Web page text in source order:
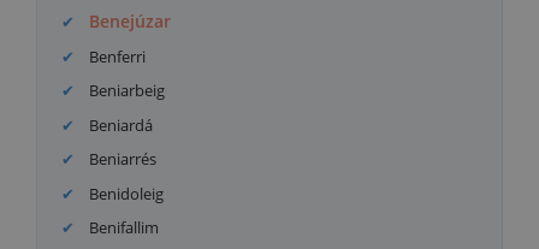
Benejúzar
Benferri
Beniarbeig
Beniardá
Beniarrés
Benidoleig
Benifallim